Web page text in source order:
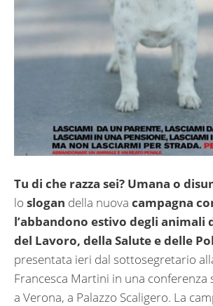
Tu di che razza sei? Umana o
lo slogan della nuova campagna
l’abbandono estivo degli animali
del Lavoro, della Salute e delle
presentata ieri dal sottosegretario
Francesca Martini in una conferenza
a Verona, a Palazzo Scaligero. La